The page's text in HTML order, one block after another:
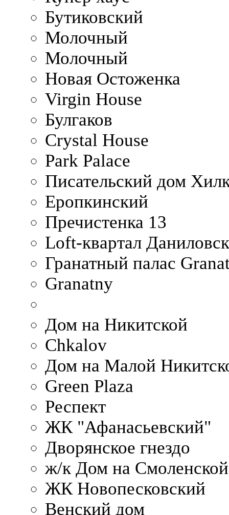
Бутиковский
Молочный
Молочный
Новая Остоженка
Virgin House
Булгаков
Crystal House
Park Palace
Писательский дом
Еропкинский
Пречистенка 13
Loft-квартал
Гранатный палас
Granatny
Дом на Никитской
Chkalov
Дом на Малой
Green Plaza
Респект
ЖК "Афанасьевский"
Дворянское гнездо
ж/к Дом на
ЖК Новопесковский
Венский дом